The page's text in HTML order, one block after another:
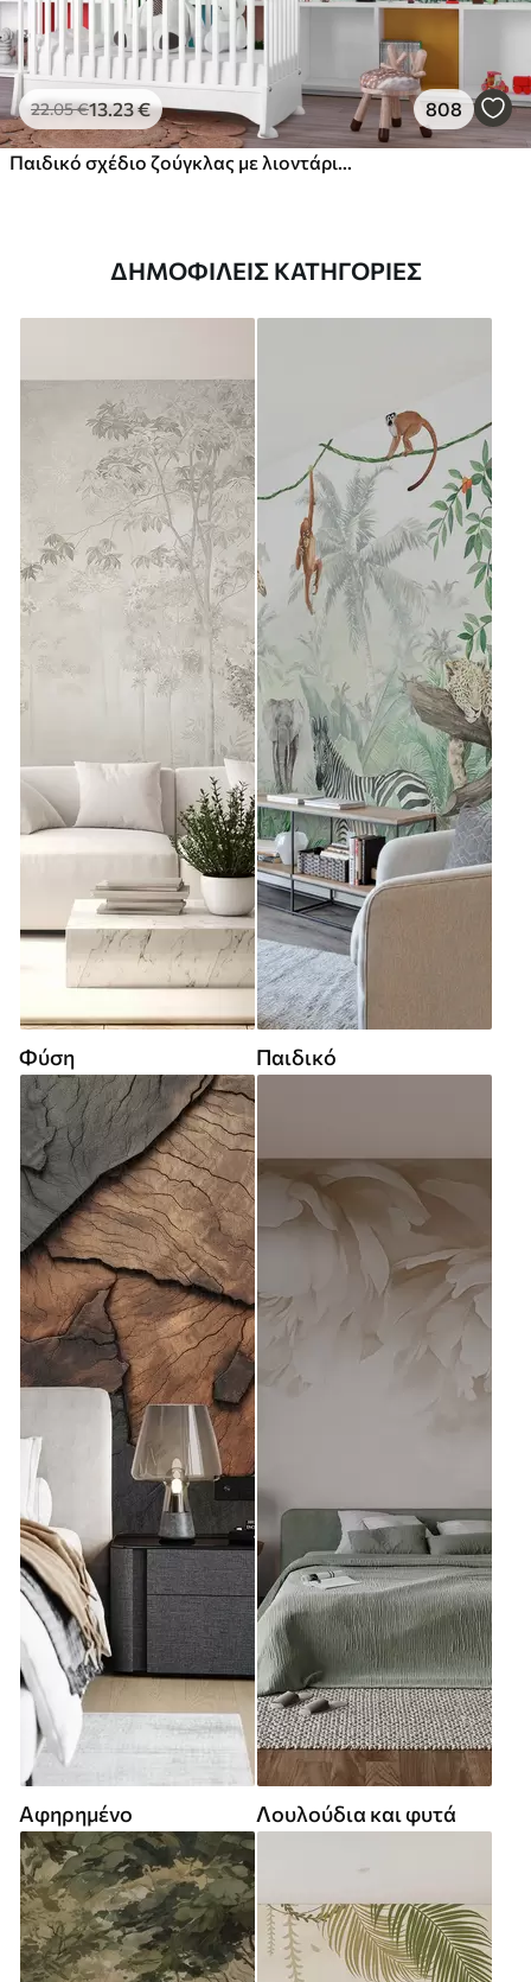
22.05€13.23€ 808
Παιδικό σχέδιο ζούγκλας με λιοντάρι, καμηλοπάρδαλη, ελέφαντα και παπαγάλους
ΔΗΜΟΦΙΛΕΊΣ ΚΑΤΗΓΟΡΊΕΣ
Φύση Παιδικό
Αφηρημένο Λουλούδια και φυτά